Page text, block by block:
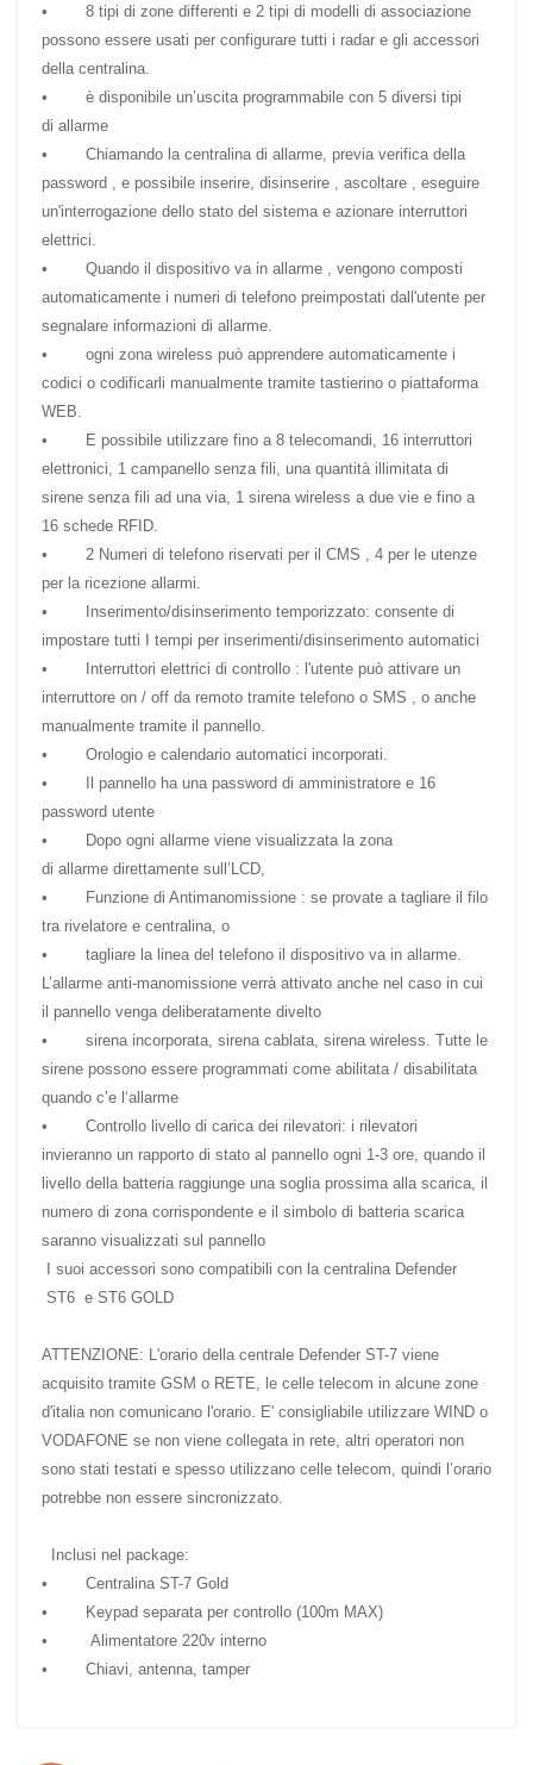
• 8 tipi di zone differenti e 2 tipi di modelli di associazione
possono essere usati per configurare tutti i radar e gli accessori
della centralina.
• è disponibile un’uscita programmabile con 5 diversi tipi
di allarme
• Chiamando la centralina di allarme, previa verifica della
password , e possibile inserire, disinserire , ascoltare , eseguire
un'interrogazione dello stato del sistema e azionare interruttori
elettrici.
• Quando il dispositivo va in allarme , vengono composti
automaticamente i numeri di telefono preimpostati dall'utente per
segnalare informazioni di allarme.
• ogni zona wireless può apprendere automaticamente i
codici o codificarli manualmente tramite tastierino o piattaforma
WEB.
• E possibile utilizzare fino a 8 telecomandi, 16 interruttori
elettronici, 1 campanello senza fili, una quantità illimitata di
sirene senza fili ad una via, 1 sirena wireless a due vie e fino a
16 schede RFID.
• 2 Numeri di telefono riservati per il CMS , 4 per le utenze
per la ricezione allarmi.
• Inserimento/disinserimento temporizzato: consente di
impostare tutti I tempi per inserimenti/disinserimento automatici
• Interruttori elettrici di controllo : l'utente può attivare un
interruttore on / off da remoto tramite telefono o SMS , o anche
manualmente tramite il pannello.
• Orologio e calendario automatici incorporati.
• Il pannello ha una password di amministratore e 16
password utente
• Dopo ogni allarme viene visualizzata la zona
di allarme direttamente sull’LCD,
• Funzione di Antimanomissione : se provate a tagliare il filo
tra rivelatore e centralina, o
• tagliare la linea del telefono il dispositivo va in allarme.
L’allarme anti-manomissione verrà attivato anche nel caso in cui
il pannello venga deliberatamente divelto
• sirena incorporata, sirena cablata, sirena wireless. Tutte le
sirene possono essere programmati come abilitata / disabilitata
quando c’e l‘allarme
• Controllo livello di carica dei rilevatori: i rilevatori
invieranno un rapporto di stato al pannello ogni 1-3 ore, quando il
livello della batteria raggiunge una soglia prossima alla scarica, il
numero di zona corrispondente e il simbolo di batteria scarica
saranno visualizzati sul pannello
I suoi accessori sono compatibili con la centralina Defender
ST6 e ST6 GOLD
ATTENZIONE: L'orario della centrale Defender ST-7 viene
acquisito tramite GSM o RETE, le celle telecom in alcune zone
d'italia non comunicano l'orario. E' consigliabile utilizzare WIND o
VODAFONE se non viene collegata in rete, altri operatori non
sono stati testati e spesso utilizzano celle telecom, quindi l’orario
potrebbe non essere sincronizzato.
Inclusi nel package:
• Centralina ST-7 Gold
• Keypad separata per controllo (100m MAX)
• Alimentatore 220v interno
• Chiavi, antenna, tamper